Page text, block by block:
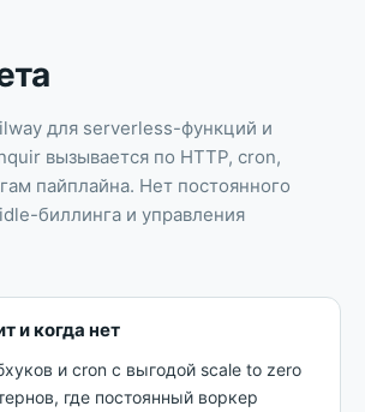
для serverless-функций и
вызывается по HTTP, cron,
пайплайна. Нет постоянного
биллинга и управления
и когда нет
и cron с выгодой scale to zero
где постоянный воркер